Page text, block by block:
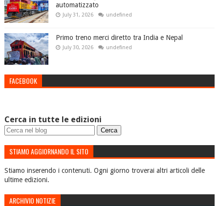
automatizzato
July 31, 2026 undefined
Primo treno merci diretto tra India e Nepal
July 30, 2026 undefined
FACEBOOK
Cerca in tutte le edizioni
STIAMO AGGIORNANDO IL SITO
Stiamo inserendo i contenuti. Ogni giorno troverai altri articoli delle
ultime edizioni.
ARCHIVIO NOTIZIE